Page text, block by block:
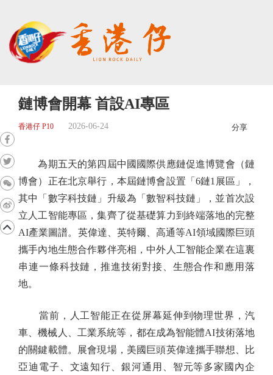
鏈博會開幕 首設AI專區
香港仔 P10 2026-06-24 分享
為期五天的第四屆中國國際供應鏈促進博覽會（鏈
博會）正在北京舉行，本屆鏈博會設置「6鏈1展區」，
其中「數字科技鏈」升級為「數智科技鏈」，並首次設
立人工智能專區，集齊了從基礎算力到終端落地的完整
AI產業圖譜。英偉達、英特爾、高通等AI領域國際巨頭
攜手內地生態合作夥伴亮相，中外人工智能企業在這裏
串連一條科技鏈，推進技術對接、生態合作和應用落
地。
當前，人工智能正在從屏幕延伸到物理世界，汽
車、機械人、工業系統等，都在成為智能體AI技術落地
的關鍵載體。展會現場，美國巨頭英偉達攜手聯想、比
亞迪電子、文遠知行、銀河通用、智元等多家國內企